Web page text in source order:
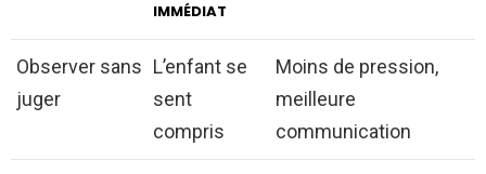
IMMÉDIAT
Observer sans
juger
L’enfant se
sent
compris
Moins de pression,
meilleure
communication